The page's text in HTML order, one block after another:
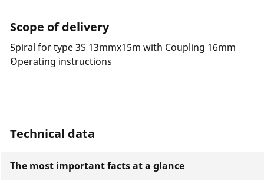
Scope of delivery
Spiral for type 3S 13mmx15m with Coupling 16mm
Operating instructions
Technical data
The most important facts at a glance